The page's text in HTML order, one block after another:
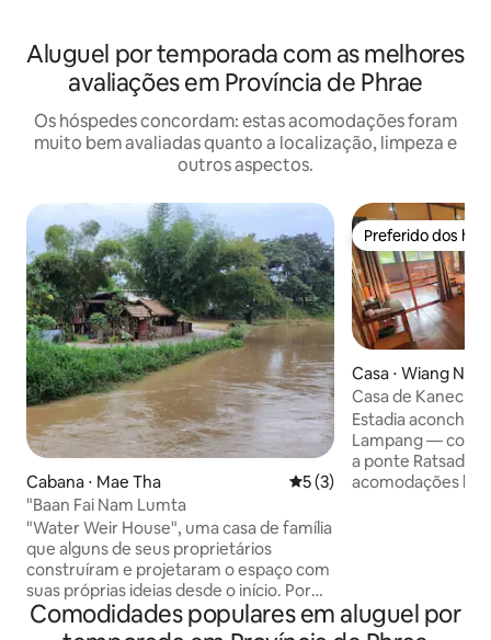
Aluguel por temporada com as melhores
avaliações em Província de Phrae
Os hóspedes concordam: estas acomodações foram
muito bem avaliadas quanto a localização, limpeza e
outros aspectos.
Cabana ⋅ Mae Tha 5 de uma avaliação média
5 (3)
"Baan Fai Nam Lumta
"Water Weir House", uma casa de família
que alguns de seus proprietários
construíram e projetaram o espaço com
suas próprias ideias desde o início. Por
causa de sua paixão pela natureza, a
beleza da água, a serenidade das flores e
Preferido dos
Preferido dos
Casa ⋅ Wiang
Casa de Kanecha
Estadia
Lampang — com
a ponte Ratsada Phisek. 🌟
acomodações
os mercados
terça-feira Aluguel de bicicletas🚲
Comodidades populares em aluguel por